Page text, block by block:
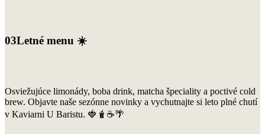
03Letné menu ☀️
Osviežujúce limonády, boba drink, matcha špeciality a poctivé cold
brew. Objavte naše sezónne novinky a vychutnajte si leto plné chutí
v Kaviarni U Baristu. 🍓🧋☕🌴